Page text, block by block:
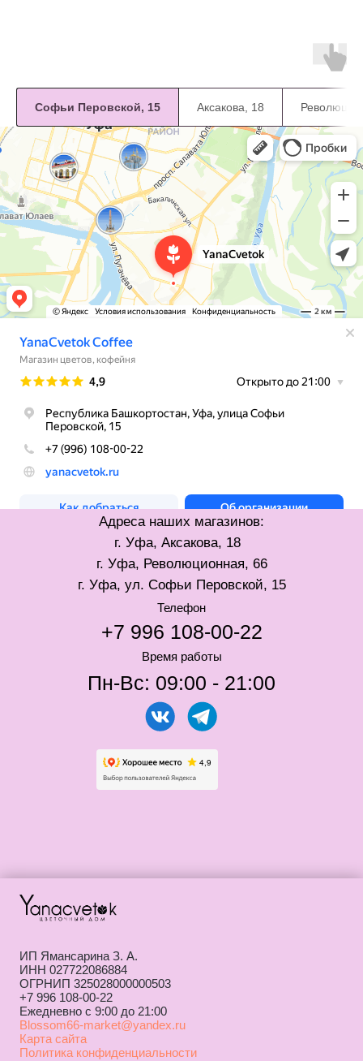
Софьи Перовской, 15 Аксакова, 18
ИП Ямансарина З. А.
ИНН 027722086884
ОГРНИП 325028000000503
+7 996 108-00-22
Ежедневно с 9:00 до 21:00
Blossom66-market@yandex.ru
Карта сайта
Политика конфиденциальности